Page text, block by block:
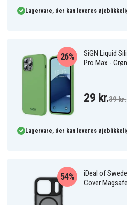
Lagervare, der kan leveres
SiGN Liquid
Pro Max - Grøn
26%
29 kr.39 kr.
Lagervare, der kan leveres
iDeal of
Cover
54%